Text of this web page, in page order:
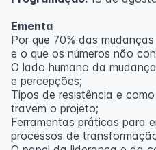
inscritos serão avisados
O IPETEC reserva-se o
caso não atinja o número
Professor(a):
Ementa
Por que 70% das
e o que os números não
O lado humano da
e percepções;
Tipos de resistência e
travem o projeto;
Ferramentas práticas para
processos de